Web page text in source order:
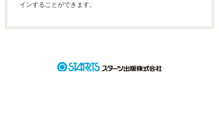
インすることができます。